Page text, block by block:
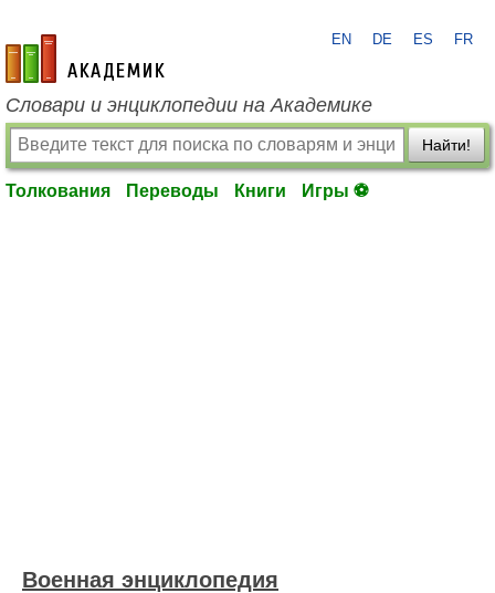
academic.ru
EN DE ES FR
Словари и энциклопедии на Академике
Найти!
Толкования Переводы Книги Игры ⚽
Военная энциклопедия